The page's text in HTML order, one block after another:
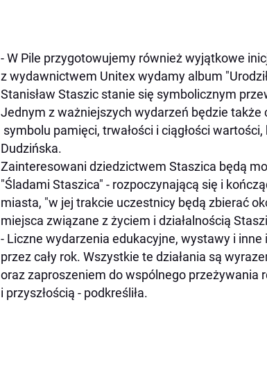
- W Pile przygotowujemy również wyjątkowe
z wydawnictwem Unitex wydamy album
Stanisław Staszic stanie się symbolicznym
Jednym z ważniejszych wydarzeń będzie
symbolu pamięci, trwałości i ciągłości
Dudzińska.
Zainteresowani dziedzictwem Staszica będą
"Śladami Staszica" - rozpoczynającą się i
miasta, "w jej trakcie uczestnicy będą zbierać
miejsca związane z życiem i działalnością
- Liczne wydarzenia edukacyjne, wystawy i
przez cały rok. Wszystkie te działania są
oraz zaproszeniem do wspólnego przeżywania
i przyszłością - podkreśliła.